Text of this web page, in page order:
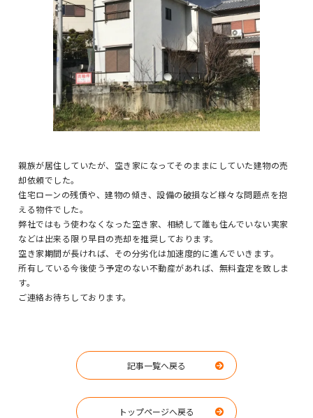
親族が居住していたが、空き家になってそのままにしていた建物の売
却依頼でした。
住宅ローンの残債や、建物の傾き、設備の破損など様々な問題点を抱
える物件でした。
弊社ではもう使わなくなった空き家、相続して誰も住んでいない実家
などは出来る限り早目の売却を推奨しております。
空き家期間が長ければ、その分劣化は加速度的に進んでいきます。
所有している今後使う予定のない不動産があれば、無料査定を致しま
す。
ご連絡お待ちしております。
記事一覧へ戻る
トップページへ戻る